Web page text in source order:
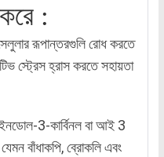
:
রূপান্তরগুলি রোধ করতে
স্ট্রেস হ্রাস করতে সহায়তা
ইনডোল-3-কার্বিনল বা আই 3
বাঁধাকপি, ব্রোকলি এবং